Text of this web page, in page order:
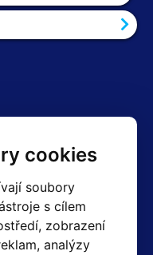
cookies
soubory
s cílem
zobrazení
analýzy
204